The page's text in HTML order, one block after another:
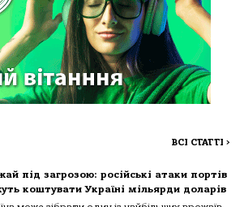
ВСІ СТАТТІ >
під загрозою: російські атаки портів
коштувати Україні мільярди доларів